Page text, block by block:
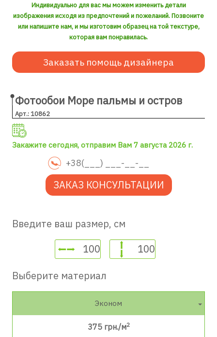
Индивидуально для вас мы можем изменить детали
изображения исходя из предпочтений и пожеланий. Позвоните
или напишите нам, и мы изготовим образец на той текстуре,
которая вам понравилась.
Заказать помощь дизайнера
Фотообои Море пальмы и остров
Арт.: 10862
Закажите сегодня, отправим Вам 7 августа 2026 г.
ЗАКАЗ КОНСУЛЬТАЦИИ
Введите ваш размер, см
Выберите материал
Эконом
375 грн./м2